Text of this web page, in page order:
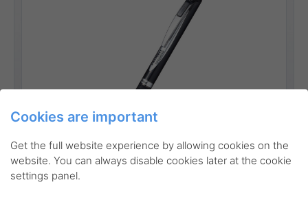
Go to product
Cookies are important
Get the full website experience by allowing cookies on the
website. You can always disable cookies later at the cookie
settings panel.